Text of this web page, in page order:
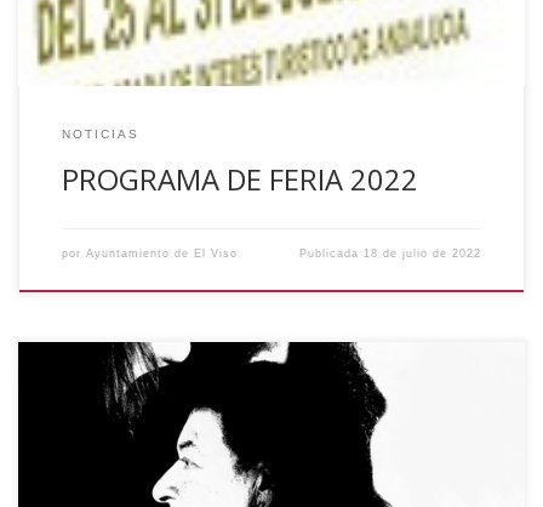
NOTICIAS
PROGRAMA DE FERIA 2022
por Ayuntamiento de El Viso Publicada 18 de julio de 2022
Durante la próxima semana tendrán lugar varias
actividades en el municipio de El Viso, os dejamos toda la
información: MIÉRCOLES 20 DE JULIO: DISCO HINCHABLE En